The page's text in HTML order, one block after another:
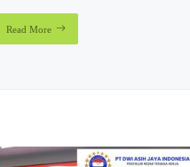
Read More